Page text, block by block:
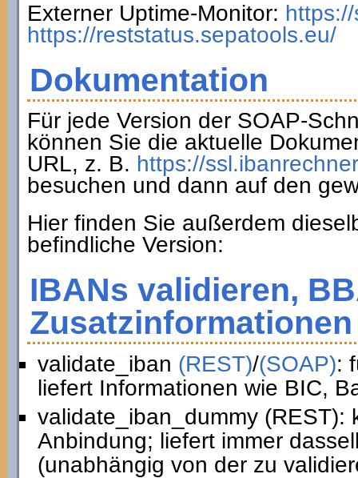
Externer Uptime-Monitor:
https://reststatus.sepatools.eu/
Dokumentation
Für jede Version der SOAP-
können Sie die aktuelle
URL, z. B. https://
besuchen und dann auf den
Hier finden Sie außerdem
befindliche Version:
IBANs validieren,
validate_iban (REST)/(SOAP):
liefert Informationen wie BIC,
validate_iban_dummy (REST):
Anbindung; liefert immer
(unabhängig von der zu